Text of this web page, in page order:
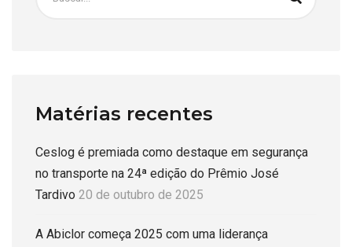
Matérias recentes
Ceslog é premiada como destaque em segurança
no transporte na 24ª edição do Prêmio José
Tardivo 20 de outubro de 2025
A Abiclor começa 2025 com uma liderança